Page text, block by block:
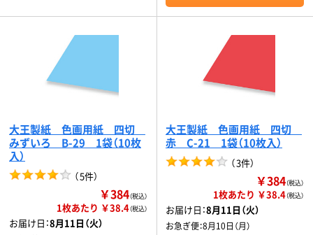
大王製紙 色画用紙 四切
みずいろ B-29 1袋（10枚
入）
（5件）
￥384（税込）
1枚あたり ￥38.4（税込）
お届け日：8月11日（火）
大王製紙 色画用紙 四切
赤 C-21 1袋（10枚入）
（3件）
￥384（税込）
1枚あたり ￥38.4（税込）
お届け日：8月11日（火）
お急ぎ便：8月10日（月）